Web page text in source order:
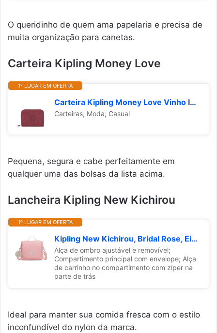
O queridinho de quem ama papelaria e precisa de
muita organização para canetas.
Carteira Kipling Money Love
1º LUGAR EM OFERTA
Carteira Kipling Money Love Vinho I37385FW
Carteiras; Moda; Casual
Pequena, segura e cabe perfeitamente em
qualquer uma das bolsas da lista acima.
Lancheira Kipling New Kichirou
1º LUGAR EM OFERTA
Kipling New Kichirou, Bridal Rose, Einheitsgröße
Alça de ombro ajustável e removível;
Compartimento principal com envelope; Alça
de carrinho no compartimento com zíper na
parte de trás
Ideal para manter sua comida fresca com o estilo
inconfundível do nylon da marca.